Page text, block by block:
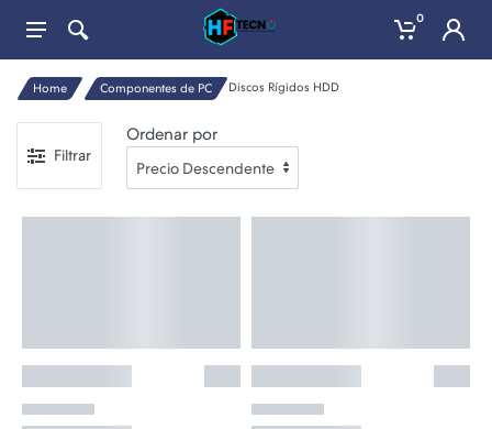
0
Home Componentes de PC Discos Rígidos HDD
Filtrar
Ordenar por